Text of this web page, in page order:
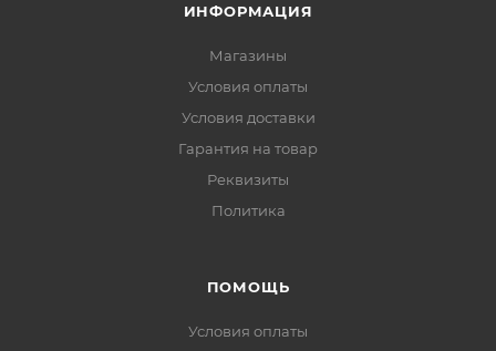
ИНФОРМАЦИЯ
Магазины
Условия оплаты
Условия доставки
Гарантия на товар
Реквизиты
Политика
ПОМОЩЬ
Условия оплаты